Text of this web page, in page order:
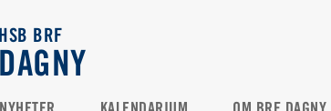
HSB BRF
DAGNY